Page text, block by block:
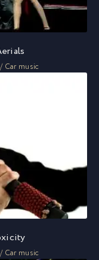
Car music
Car music